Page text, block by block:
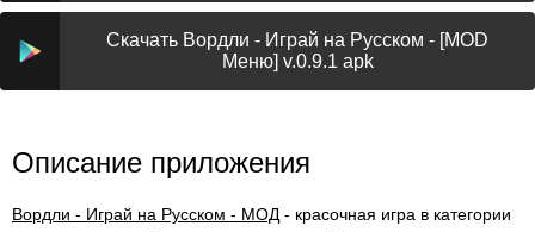
Скачать Вордли - Играй на Русском - [MOD
Меню] v.0.9.1 apk
Описание приложения
Вордли - Играй на Русском - МОД - красочная игра в категории